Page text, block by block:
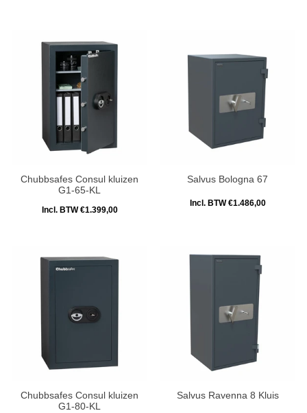
Chubbsafes Consul kluizen
G1-65-KL
Incl. BTW €1.399,00
Salvus Bologna 67
Incl. BTW €1.486,00
Chubbsafes Consul kluizen
G1-80-KL
Salvus Ravenna 8 Kluis